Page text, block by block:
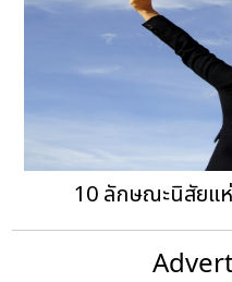
10 ลักษณะนิสัยแ